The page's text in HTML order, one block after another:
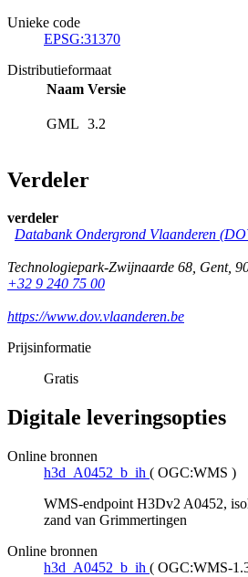
Unieke code
EPSG:31370
Distributieformaat
Naam Versie
GML 3.2
Verdeler
verdeler
Databank Ondergrond Vlaanderen
Technologiepark-Zwijnaarde 68, Gent,
+32 9 240 75 00
https://www.dov.vlaanderen.be
Prijsinformatie
Gratis
Digitale leveringsopties
Online bronnen
h3d_A0452_b_ih ( OGC:WMS )
WMS-endpoint H3Dv2 A0452,
zand van Grimmertingen
Online bronnen
h3d_A0452_b_ih ( OGC:WMS-